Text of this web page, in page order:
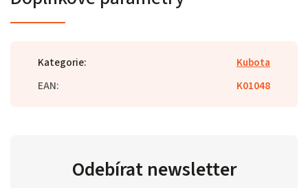
Kategorie:
Kubota
EAN: K01048
Odebírat newsletter